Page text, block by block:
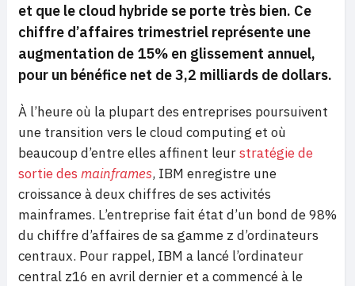
et que le cloud hybride se porte très bien. Ce
chiffre d’affaires trimestriel représente une
augmentation de 15% en glissement annuel,
pour un bénéfice net de 3,2 milliards de dollars.
À l’heure où la plupart des entreprises poursuivent
une transition vers le cloud computing et où
beaucoup d’entre elles affinent leurstratégie de
sortie des mainframes, IBM enregistre une
croissance à deux chiffres de ses activités
mainframes. L’entreprise fait état d’un bond de 98%
du chiffre d’affaires de sa gamme z d’ordinateurs
centraux. Pour rappel, IBM a lancé l’ordinateur
central z16 en avril dernier et a commencé à le